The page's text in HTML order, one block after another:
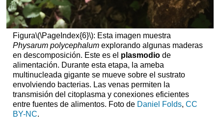
Figura\(\PageIndex{6}\): Esta imagen muestra
Physarum polycephalumexplorando algunas maderas
en descomposición. Este es el plasmodiode
alimentación. Durante esta etapa, la ameba
multinucleada gigante se mueve sobre el sustrato
envolviendo bacterias. Las venas permiten la
transmisión del citoplasma y conexiones eficientes
entre fuentes de alimentos. Foto de Daniel Folds, CC
BY-NC.